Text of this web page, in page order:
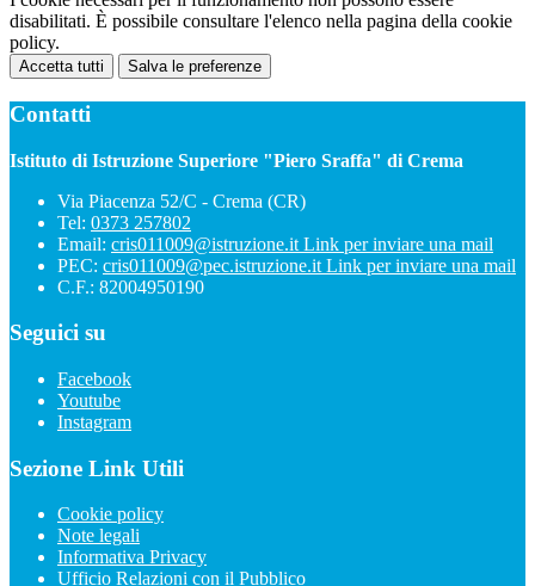
disabilitati. È possibile consultare l'elenco nella pagina della cookie
policy.
Accetta tutti Salva le preferenze
Contatti
Istituto di Istruzione Superiore "Piero Sraffa" di Crema
Via Piacenza 52/C - Crema (CR)
Tel: 0373 257802
Email: cris011009@istruzione.it Link per inviare una mail
PEC: cris011009@pec.istruzione.it Link per inviare una mail
C.F.: 82004950190
Seguici su
Facebook
Youtube
Instagram
Sezione Link Utili
Cookie policy
Note legali
Informativa Privacy
Ufficio Relazioni con il Pubblico